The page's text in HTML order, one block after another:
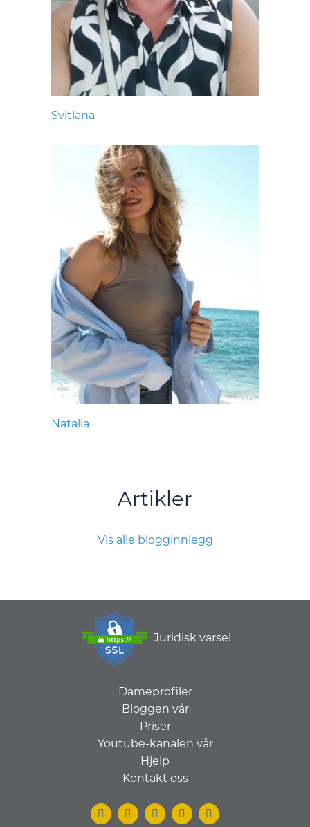
Svitlana
Natalia
Artikler
Vis alle blogginnlegg
Juridisk varsel
Dameprofiler
Bloggen vår
Priser
Youtube-kanalen vår
Hjelp
Kontakt oss